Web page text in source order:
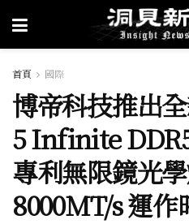
首頁 國際
博帝科技推出
5 Infinite
專利無限鏡光
8000MT/s 運作